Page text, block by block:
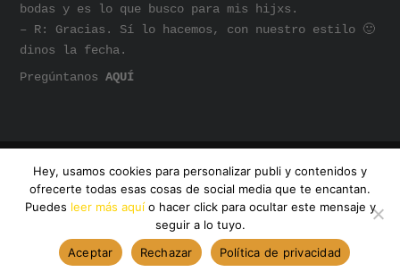
bodas y es lo que busco para mis hijxs.
– R: Gracias. Sí lo hacemos, con nuestro estilo 🙂
dinos la fecha.
PregúntanosAQUÍ
@AMANDA DREAMHUNTER
INSTAGRAM SOMOS AMANDA
Hey, usamos cookies para personalizar publi y contenidos y
ofrecerte todas esas cosas de social media que te encantan.
Puedes leer más aquío hacer click para ocultar este mensaje y
seguir a lo tuyo.
Aceptar
Rechazar Política de privacidad